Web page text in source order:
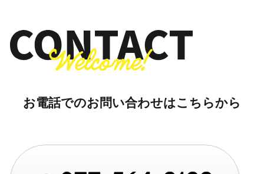
お電話でのお問い合わせはこちらから